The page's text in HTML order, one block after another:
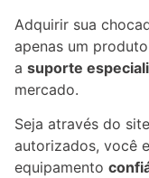
Adquirir sua
apenas um
a suporte
mercado.
Seja através do
autorizados, você
equipamento